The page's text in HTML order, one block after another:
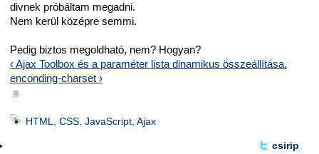
divnek próbáltam megadni.
Nem kerül középre semmi.
Pedig biztos megoldható, nem? Hogyan?
‹ Ajax Toolbox és a paraméter lista dinamikus összeállítása.
enconding-charset ›
■
HTML, CSS, JavaScript, Ajax
csirip